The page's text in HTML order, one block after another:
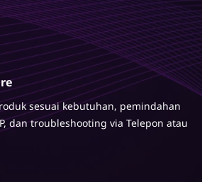
sesuai kebutuhan, pemindahan
dan troubleshooting via Telepon atau